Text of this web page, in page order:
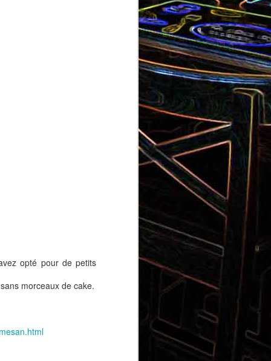
opté pour de petits
morceaux de cake.
Gnocchi au pesto de
pistaches
Panna cotta au coulis de kiwi